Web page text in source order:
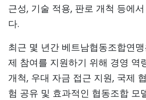
근성, 기술 적용, 판로 개척 등에
다.
최근 몇 년간 베트남협동조합연
제 참여를 지원하기 위해 경영 역
개척, 우대 자금 접근 지원, 국제
험 공유 및 효과적인 협동조합 모